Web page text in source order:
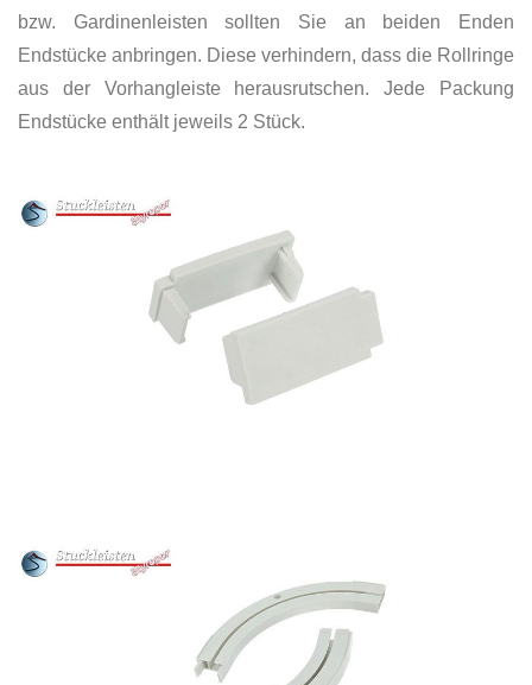
bzw. Gardinenleisten sollten Sie an beiden Enden
Endstücke anbringen. Diese verhindern, dass die Rollringe
aus der Vorhangleiste herausrutschen. Jede Packung
Endstücke enthält jeweils 2 Stück.